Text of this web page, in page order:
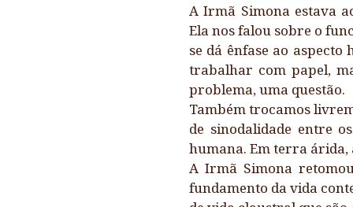
A Irmã Simona estava
Ela nos falou sobre o
se dá ênfase ao aspecto
trabalhar com papel,
problema, uma questão.
Também trocamos
de sinodalidade entre
humana. Em terra árida,
A Irmã Simona
fundamento da vida